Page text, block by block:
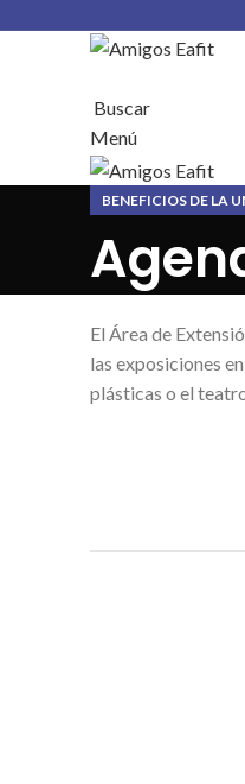
Buscar
Menú
BENEFICIOS DE LA
El Área de
las exposiciones
plásticas o el